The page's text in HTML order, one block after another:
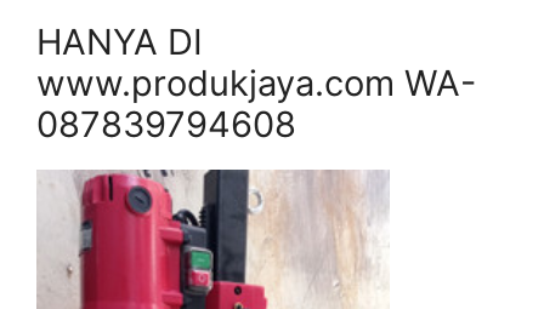
HANYA DI
www.produkjaya.com WA-
087839794608